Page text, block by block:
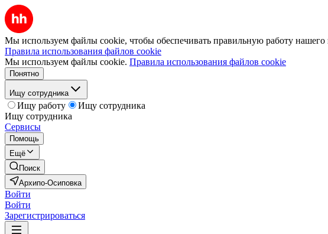
Мы используем файлы cookie, чтобы обеспечивать правильную работу нашего
Правила использования файлов cookie
Мы используем файлы cookie. Правила использования файлов cookie
Понятно
Ищу сотрудника
Ищу работу
Ищу сотрудника
Ищу сотрудника
Сервисы
Помощь
Ещё
Поиск
Архипо-Осиповка
Войти
Войти
Зарегистрироваться